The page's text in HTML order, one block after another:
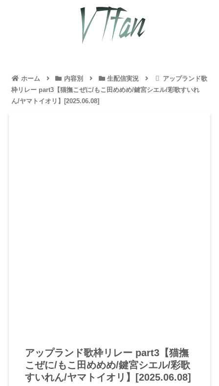
ホーム 内容別 生配信実況
アップランド歌
枠リレー part3【猫撫こぜに/もこ田めめめ/鍵宮シエル/彩歌すいれ
ん/ヤマトイオリ】[2025.06.08]
アップランド歌枠リレー part3【猫撫
こぜに/もこ田めめめ/鍵宮シエル/彩歌
すいれん/ヤマトイオリ】[2025.06.08]